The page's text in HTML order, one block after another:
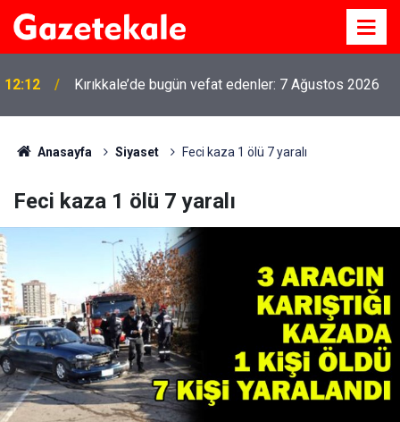
12:12 Kırıkkale’de bugün vefat edenler: 7 Ağustos 2026
Anasayfa Siyaset Feci kaza 1 ölü 7 yaralı
Feci kaza 1 ölü 7 yaralı